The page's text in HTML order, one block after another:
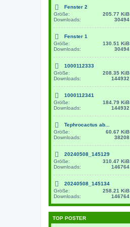
Fenster 2
Größe:
205.77 KiB
Downloads:
30494
Fenster 1
Größe:
130.51 KiB
Downloads:
30494
1000112333
Größe:
208.35 KiB
Downloads:
144932
1000112341
Größe:
184.79 KiB
Downloads:
144932
Tephrocactus ab...
Größe:
60.67 KiB
Downloads:
38208
20240508_145129
Größe:
310.47 KiB
Downloads:
146764
20240508_145134
Größe:
258.21 KiB
Downloads:
146764
TOP POSTER